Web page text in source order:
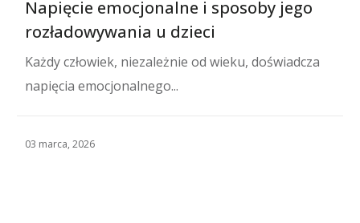
Napięcie emocjonalne i sposoby jego
rozładowywania u dzieci
Każdy człowiek, niezależnie od wieku, doświadcza
napięcia emocjonalnego...
03 marca, 2026